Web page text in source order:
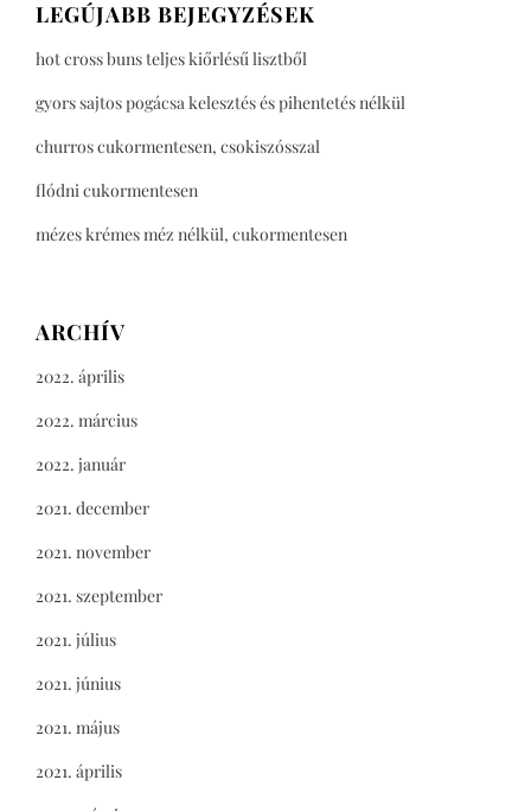
LEGÚJABB BEJEGYZÉSEK
hot cross buns teljes kiőrlésű lisztből
gyors sajtos pogácsa kelesztés és pihentetés nélkül
churros cukormentesen, csokiszósszal
flódni cukormentesen
mézes krémes méz nélkül, cukormentesen
ARCHÍV
2022. április
2022. március
2022. január
2021. december
2021. november
2021. szeptember
2021. július
2021. június
2021. május
2021. április